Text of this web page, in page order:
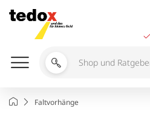
Inhalt
springen
Shop
durchsuchen
StartseiteFaltvorhänge